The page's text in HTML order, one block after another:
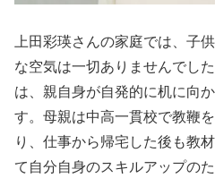
上田彩瑛さんの家庭では、子
な空気は一切ありませんでし
は、親自身が自発的に机に向
す。母親は中高一貫校で教鞭
り、仕事から帰宅した後も教
て自分自身のスキルアップの